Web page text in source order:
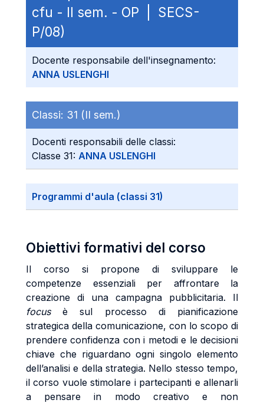
cfu - II sem. - OP | SECS-
P/08)
Docente responsabile dell'insegnamento:
ANNA USLENGHI
Classi: 31 (II sem.)
Docenti responsabili delle classi:
Classe 31: ANNA USLENGHI
Programmi d'aula (classi 31)
Obiettivi formativi del corso
Il corso si propone di sviluppare le
competenze essenziali per affrontare la
creazione di una campagna pubblicitaria. Il
focusè sul processo di pianificazione
strategica della comunicazione, con lo scopo di
prendere confidenza con i metodi e le decisioni
chiave che riguardano ogni singolo elemento
dell’analisi e della strategia. Nello stesso tempo,
il corso vuole stimolare i partecipanti e allenarli
a pensare in modo creativo e non